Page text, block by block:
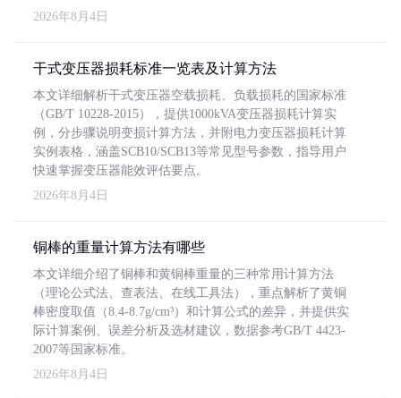
2026年8月4日
干式变压器损耗标准一览表及计算方法
本文详细解析干式变压器空载损耗、负载损耗的国家标准
（GB/T 10228-2015），提供1000kVA变压器损耗计算实
例，分步骤说明变损计算方法，并附电力变压器损耗计算
实例表格，涵盖SCB10/SCB13等常见型号参数，指导用户
快速掌握变压器能效评估要点。
2026年8月4日
铜棒的重量计算方法有哪些
本文详细介绍了铜棒和黄铜棒重量的三种常用计算方法
（理论公式法、查表法、在线工具法），重点解析了黄铜
棒密度取值（8.4-8.7g/cm³）和计算公式的差异，并提供实
际计算案例、误差分析及选材建议，数据参考GB/T 4423-
2007等国家标准。
2026年8月4日